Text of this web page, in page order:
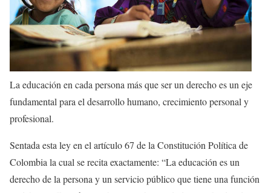
La educación en cada persona más que ser un derecho es un eje
fundamental para el desarrollo humano, crecimiento personal y
profesional.
Sentada esta ley en el artículo 67 de la Constitución Política de
Colombia la cual se recita exactamente: “La educación es un
derecho de la persona y un servicio público que tiene una función